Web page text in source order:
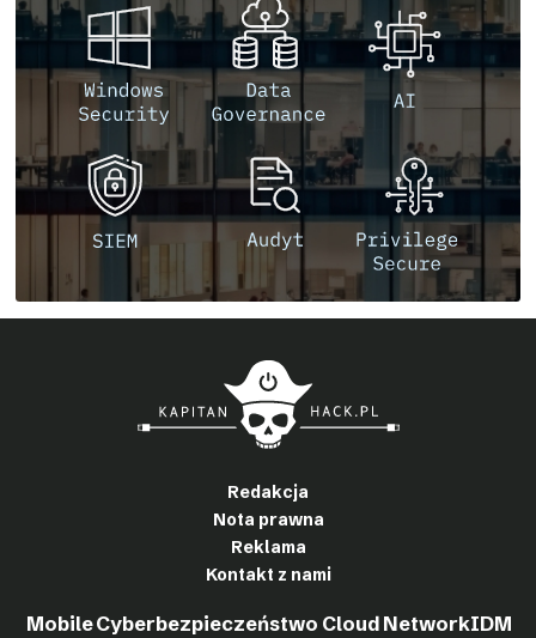
Redakcja
Nota prawna
Reklama
Kontakt z nami
MobileCyberbezpieczeństwo Cloud NetworkIDM